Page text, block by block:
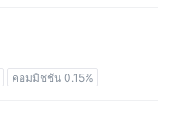
คอมมิชชัน 0.15%